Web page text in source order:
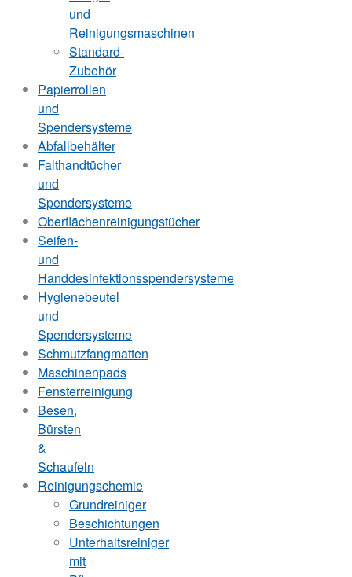
und
Reinigungsmaschinen
Standard-
Zubehör
Papierrollen
und
Spendersysteme
Abfallbehälter
Falthandtücher
und
Spendersysteme
Oberflächenreinigungstücher
Seifen-
und
Handdesinfektionsspendersysteme
Hygienebeutel
und
Spendersysteme
Schmutzfangmatten
Maschinenpads
Fensterreinigung
Besen,
Bürsten
&
Schaufeln
Reinigungschemie
Grundreiniger
Beschichtungen
Unterhaltsreiniger
mit